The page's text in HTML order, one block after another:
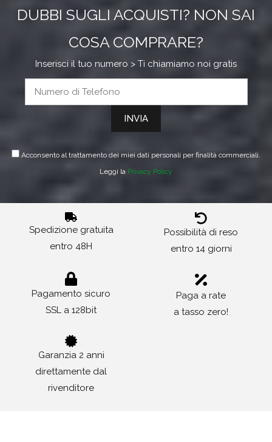
DUBBI SUGLI ACQUISTI? NON SAI
COSA COMPRARE?
Inserisci il tuo numero > Ti chiamiamo noi gratis
Acconsento al trattamento dei miei dati personali per finalità commerciali.
Leggi la Privacy Policy
Spedizione gratuita
entro 48H
Possibilità di reso
entro 14 giorni
Pagamento sicuro
SSL a 128bit
Paga a rate
a tasso zero!
Garanzia 2 anni
direttamente dal
rivenditore